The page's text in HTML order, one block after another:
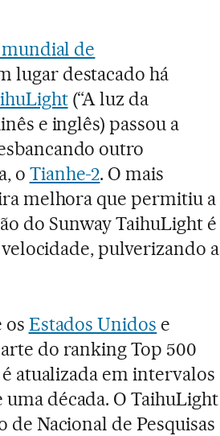
de
lugar destacado há
(“A luz da
e inglês) passou a
outro
o Tianhe-2. O mais
melhora que permitiu a
do Sunway TaihuLight é
pulverizando a
os Estados Unidos e
do ranking Top 500
atualizada em intervalos
década. O TaihuLight
Nacional de Pesquisas